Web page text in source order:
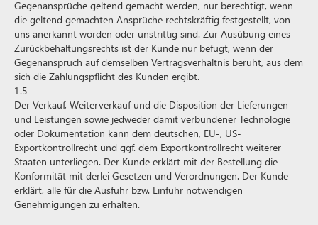
Gegenansprüche geltend gemacht werden, nur berechtigt, wenn
die geltend gemachten Ansprüche rechtskräftig festgestellt, von
uns anerkannt worden oder unstrittig sind. Zur Ausübung eines
Zurückbehaltungsrechts ist der Kunde nur befugt, wenn der
Gegenanspruch auf demselben Vertragsverhältnis beruht, aus dem
sich die Zahlungspflicht des Kunden ergibt.
1.5
Der Verkauf, Weiterverkauf und die Disposition der Lieferungen
und Leistungen sowie jedweder damit verbundener Technologie
oder Dokumentation kann dem deutschen, EU-, US-
Exportkontrollrecht und ggf. dem Exportkontrollrecht weiterer
Staaten unterliegen. Der Kunde erklärt mit der Bestellung die
Konformität mit derlei Gesetzen und Verordnungen. Der Kunde
erklärt, alle für die Ausfuhr bzw. Einfuhr notwendigen
Genehmigungen zu erhalten.